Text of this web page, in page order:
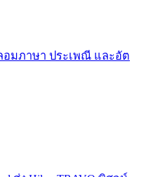
อมภาษา ประเพณี และอัต